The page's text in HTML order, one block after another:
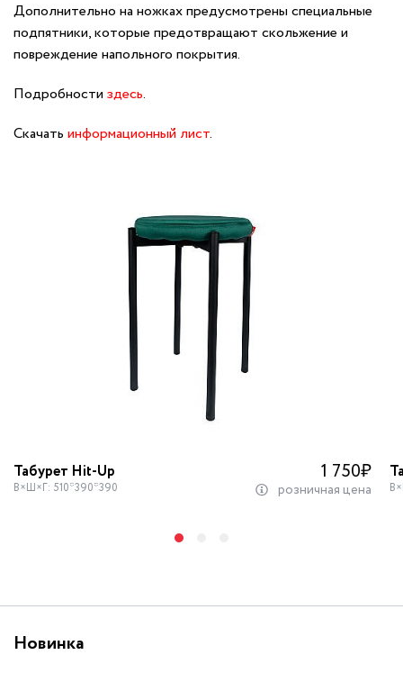
Дополнительно на ножках предусмотрены специальные
подпятники, которые предотвращают скольжение и
повреждение напольного покрытия.
Подробности здесь.
Скачать информационный лист.
Табурет Hit-Up 1 750₽
В×Ш×Г: 510*390*390 розничная цена
Новинка